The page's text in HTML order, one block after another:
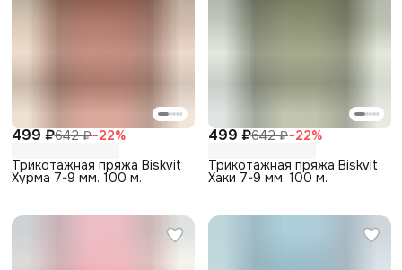
499 ₽642 ₽−22%
Трикотажная пряжа Biskvit
Хурма 7-9 мм. 100 м.
499 ₽642 ₽−22%
Трикотажная пряжа Biskvit
Хаки 7-9 мм. 100 м.